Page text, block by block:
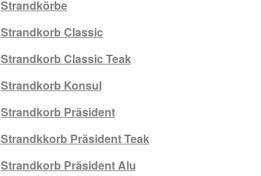
Strandkörbe
Strandkorb Classic
Strandkorb Classic Teak
Strandkorb Konsul
Strandkorb Präsident
Strandkkorb Präsident Teak
Strandkorb Präsident Alu